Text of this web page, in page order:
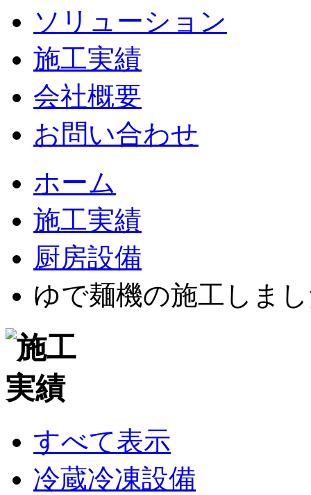
ソリューション
施工実績
会社概要
お問い合わせ
ホーム
施工実績
厨房設備
ゆで麺機の施工しま
すべて表示
冷蔵冷凍設備